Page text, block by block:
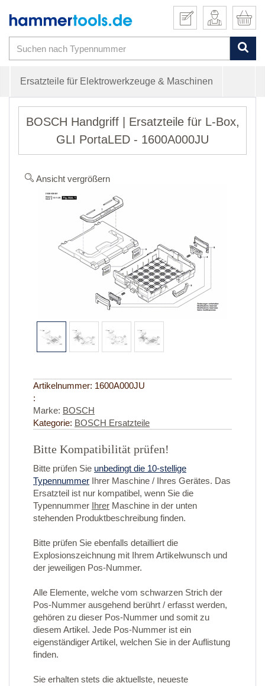
Ersatzteile für Elektrowerkzeuge & Maschinen
BOSCH Handgriff | Ersatzteile für L-Box,
GLI PortaLED - 1600A000JU
Ansicht vergrößern
Artikelnummer: 1600A000JU
:
Marke: BOSCH
Kategorie: BOSCH Ersatzteile
Bitte Kompatibilität prüfen!
Bitte prüfen Sie unbedingt die 10-stellige
Typennummer Ihrer Maschine / Ihres Gerätes. Das
Ersatzteil ist nur kompatibel, wenn Sie die
Typennummer Ihrer Maschine in der unten
stehenden Produktbeschreibung finden.
Bitte prüfen Sie ebenfalls detailliert die
Explosionszeichnung mit Ihrem Artikelwunsch und
der jeweiligen Pos-Nummer.
Alle Elemente, welche vom schwarzen Strich der
Pos-Nummer ausgehend berührt / erfasst werden,
gehören zu dieser Pos-Nummer und somit zu
diesem Artikel. Jede Pos-Nummer ist ein
eigenständiger Artikel, welchen Sie in der Auflistung
finden.
Sie erhalten stets die aktuellste, neueste